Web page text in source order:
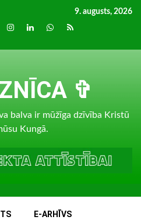
9. augusts, 2026
Instagram
LinkedInwhatsapp
RSS
✞
balva ir mūžīga dzīvība Kristū
Kungā.
E-ARHĪVS